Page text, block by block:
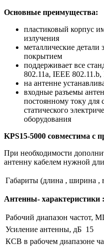
Основные преимущества:
пластиковый корпус
излучения
металлические
покрытием
поддерживает все
802.11a, IEEE
на антенне
входные разъемы
постоянному току для
статического
оборудования
KPS15-5000 совместима с
При необходимости
антенну кабелем нужной
Габариты (длина , ширина ,
Антенны- характеристики :
Рабочий диапазон частот,
Усиление антенны, дБ 15
КСВ в рабочем диапазоне